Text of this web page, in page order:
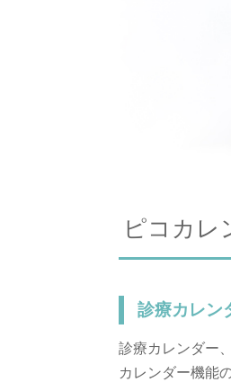
ピコカレ
診療カレン
診療カレンダー
カレンダー機能